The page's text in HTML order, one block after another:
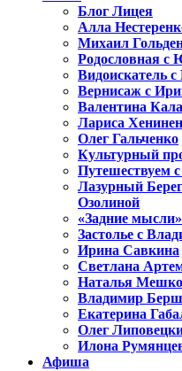
Блог Лицея
Алла
Михаил
Родословная с
Видоискатель
Вернисаж с
Валентина
Лариса Хенинен
Олег Гальченко
Культурный
Путешествуем
Лазурный
Озолиной
«Задние
Застолье с
Ирина Савкина
Светлана
Наталья
Владимир
Екатерина
Олег
Илона
Афиша